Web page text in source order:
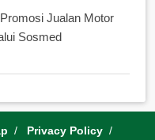
Jualan Motor
Sosmed
Privacy Policy